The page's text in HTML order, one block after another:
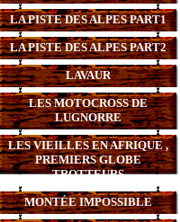
LA PISTE DES ALPES PART1
LA PISTE DES ALPES PART2
LAVAUR
LES MOTOCROSS DE
LUGNORRE
LES VIEILLES EN AFRIQUE ,
PREMIERS GLOBE
TROTTEURS
MONTÉE IMPOSSIBLE